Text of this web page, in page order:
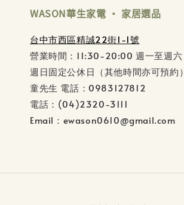
WASON華生家電 ‧ 家居選品
台中市西區精誠22街1-1號
營業時間：11:30-20:00 週一至週六
週日固定公休日（其他時間亦可預約）
童先生 電話：0983127812
電話：(04)2320-3111
Email：ewason0610@gmail.com